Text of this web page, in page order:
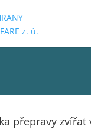
přepravy zvířat